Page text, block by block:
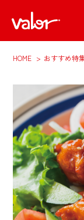
HOME おすすめ特